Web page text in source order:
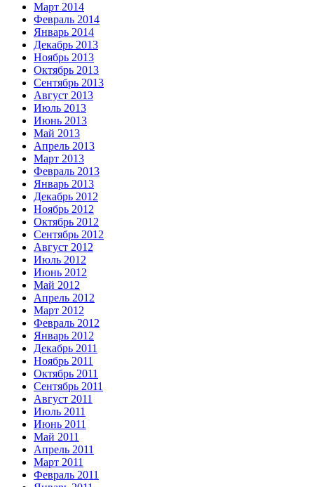
Март 2014
Февраль 2014
Январь 2014
Декабрь 2013
Ноябрь 2013
Октябрь 2013
Сентябрь 2013
Август 2013
Июль 2013
Июнь 2013
Май 2013
Апрель 2013
Март 2013
Февраль 2013
Январь 2013
Декабрь 2012
Ноябрь 2012
Октябрь 2012
Сентябрь 2012
Август 2012
Июль 2012
Июнь 2012
Май 2012
Апрель 2012
Март 2012
Февраль 2012
Январь 2012
Декабрь 2011
Ноябрь 2011
Октябрь 2011
Сентябрь 2011
Август 2011
Июль 2011
Июнь 2011
Май 2011
Апрель 2011
Март 2011
Февраль 2011